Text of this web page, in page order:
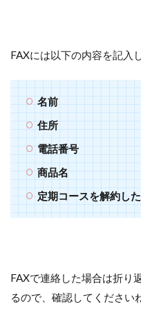
FAXには以下の内容を記入
名前
住所
電話番号
商品名
定期コースを解約し
FAXで連絡した場合は折り
るので、確認してください